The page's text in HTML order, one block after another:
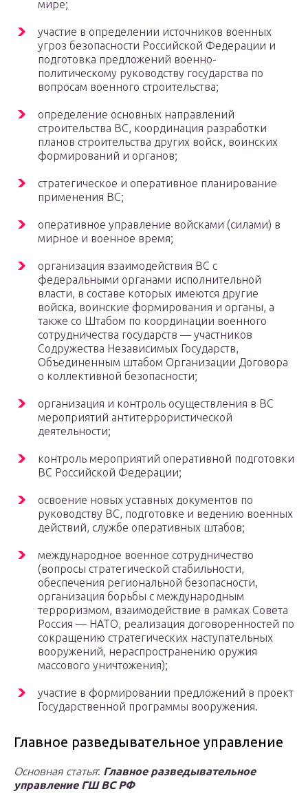
мире;
участие в определении источников военных
угроз безопасности Российской Федерации и
подготовка предложений военно-
политическому руководству государства по
вопросам военного строительства;
определение основных направлений
строительства ВС, координация разработки
планов строительства других войск, воинских
формирований и органов;
стратегическое и оперативное планирование
применения ВС;
оперативное управление войсками (силами) в
мирное и военное время;
организация взаимодействия ВС с
федеральными органами исполнительной
власти, в составе которых имеются другие
войска, воинские формирования и органы, а
также со Штабом по координации военного
сотрудничества государств — участников
Содружества Независимых Государств,
Объединенным штабом Организации Договора
о коллективной безопасности;
организация и контроль осуществления в ВС
мероприятий антитеррористической
деятельности;
контроль мероприятий оперативной подготовки
ВС Российской Федерации;
освоение новых уставных документов по
руководству ВС, подготовке и ведению военных
действий, службе оперативных штабов;
международное военное сотрудничество
(вопросы стратегической стабильности,
обеспечения региональной безопасности,
организация борьбы с международным
терроризмом, взаимодействие в рамках Совета
Россия — НАТО, реализация договоренностей по
сокращению стратегических наступательных
вооружений, нераспространению оружия
массового уничтожения);
участие в формировании предложений в проект
Государственной программы вооружения.
Главное разведывательное управление
Основная статья: Главное разведывательное
управление ГШ ВС РФ